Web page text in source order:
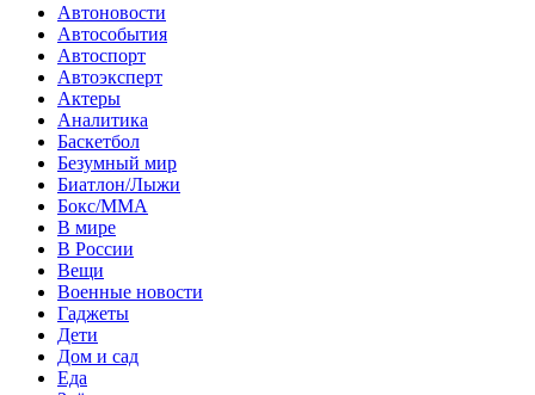
Автоновости
Автособытия
Автоспорт
Автоэксперт
Актеры
Аналитика
Баскетбол
Безумный мир
Биатлон/Лыжи
Бокс/MMA
В мире
В России
Вещи
Военные новости
Гаджеты
Дети
Дом и сад
Еда